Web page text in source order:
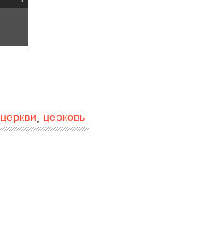
церкви церковь